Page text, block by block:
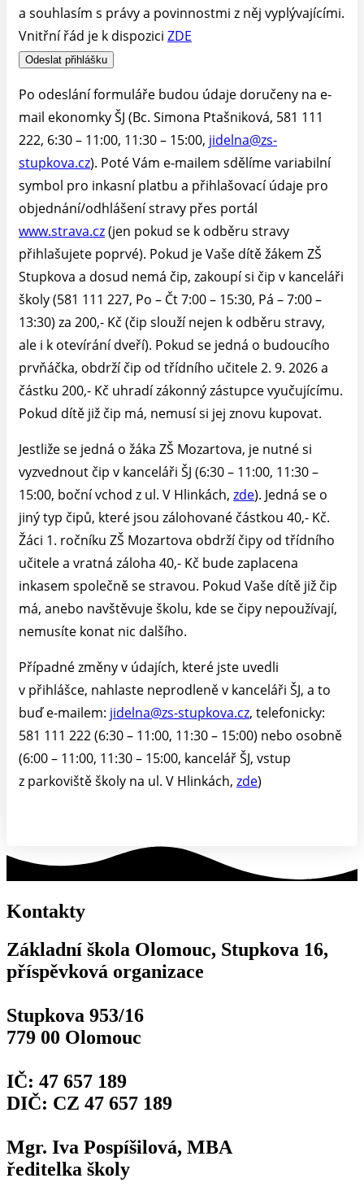
a souhlasím s právy a povinnostmi z něj vyplývajícími.
Vnitřní řád je k dispozici ZDE
Odeslat přihlášku
Po odeslání formuláře budou údaje doručeny na e-
mail ekonomky ŠJ (Bc. Simona Ptašniková, 581 111
222, 6:30 – 11:00, 11:30 – 15:00, jidelna@zs-
stupkova.cz). Poté Vám e-mailem sdělíme variabilní
symbol pro inkasní platbu a přihlašovací údaje pro
objednání/odhlášení stravy přes portál
www.strava.cz(jen pokud se k odběru stravy
přihlašujete poprvé). Pokud je Vaše dítě žákem ZŠ
Stupkova a dosud nemá čip, zakoupí si čip v kanceláři
školy (581 111 227, Po – Čt 7:00 – 15:30, Pá – 7:00 –
13:30) za 200,- Kč (čip slouží nejen k odběru stravy,
ale i k otevírání dveří). Pokud se jedná o budoucího
prvňáčka, obdrží čip od třídního učitele 2. 9. 2026 a
částku 200,- Kč uhradí zákonný zástupce vyučujícímu.
Pokud dítě již čip má, nemusí si jej znovu kupovat.
Jestliže se jedná o žáka ZŠ Mozartova, je nutné si
vyzvednout čip v kanceláři ŠJ (6:30 – 11:00, 11:30 –
15:00, boční vchod z ul. V Hlinkách, zde). Jedná se o
jiný typ čipů, které jsou zálohované částkou 40,- Kč.
Žáci 1. ročníku ZŠ Mozartova obdrží čipy od třídního
učitele a vratná záloha 40,- Kč bude zaplacena
inkasem společně se stravou. Pokud Vaše dítě již čip
má, anebo navštěvuje školu, kde se čipy nepoužívají,
nemusíte konat nic dalšího.
Případné změny v údajích, které jste uvedli
v přihlášce, nahlaste neprodleně v kanceláři ŠJ, a to
buď e-mailem: jidelna@zs-stupkova.cz, telefonicky:
581 111 222 (6:30 – 11:00, 11:30 – 15:00) nebo osobně
(6:00 – 11:00, 11:30 – 15:00, kancelář ŠJ, vstup
z parkoviště školy na ul. V Hlinkách, zde)
Kontakty
Základní škola Olomouc, Stupkova 16,
příspěvková organizace
Stupkova 953/16
779 00 Olomouc
IČ: 47 657 189
DIČ: CZ 47 657 189
Mgr. Iva Pospíšilová, MBA
ředitelka školy